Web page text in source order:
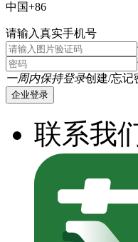
中国+86
请输入真实手机号
一周内保持登录创建/忘记
企业登录
联系我